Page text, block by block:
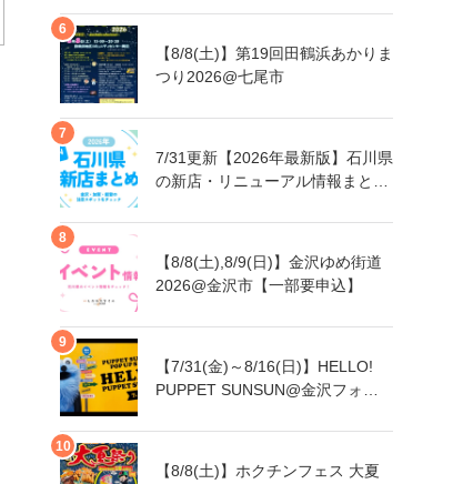
【8/8(土)】第19回田鶴浜あかりま
つり2026@七尾市
7/31更新【2026年最新版】石川県
の新店・リニューアル情報まとめ
トをチェック！
【8/8(土),8/9(日)】金沢ゆめ街道
2026@金沢市【一部要申込】
【7/31(金)～8/16(日)】HELLO!
PUPPET SUNSUN@金沢フォー
【8/8(土)】ホクチンフェス 大夏